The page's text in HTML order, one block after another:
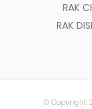
RAK
RAK
© Copyright